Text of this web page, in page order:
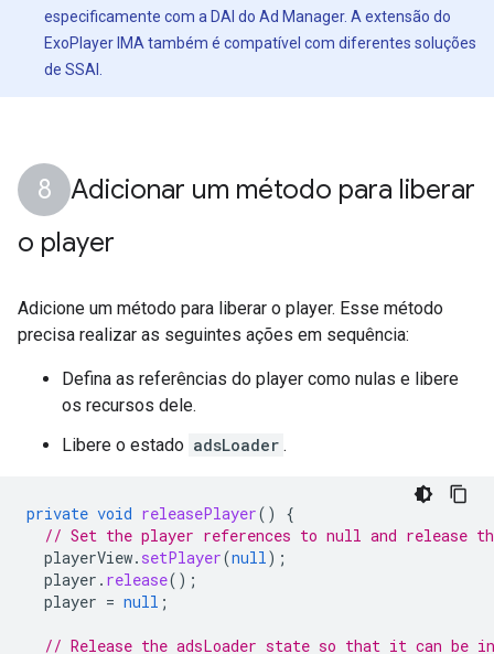
especificamente com a DAI do Ad Manager. A extensão do
ExoPlayer IMA também é compatível com diferentes soluções
de SSAI.
Adicionar um método para liberar
o player
Adicione um método para liberar o player. Esse método
precisa realizar as seguintes ações em sequência:
Defina as referências do player como nulas e libere
os recursos dele.
Libere o estado adsLoader .
private void releasePlayer()
{
// Set the player references to null and release
playerView. setPlayer(null);
player . release();
player = null ;
// Release the adsLoader state so that it can be